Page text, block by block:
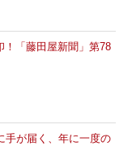
！「藤田屋新聞」第78
手が届く、年に一度の